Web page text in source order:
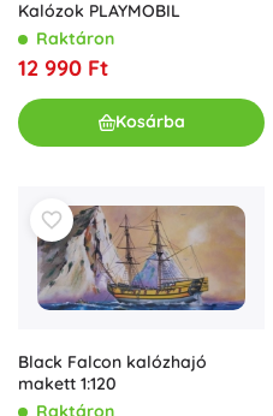
Kalózok PLAYMOBIL
Raktáron
12 990 Ft
Kosárba
Black Falcon kalózhajó
makett 1:120
Raktáron